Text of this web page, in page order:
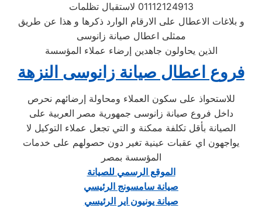
01112124913 لاستقبال تظلمات
و بلاغات الاعطال على الارقام الوارد ذكرها و هذا عن طريق
ممثلى اعطال صيانة زانوسى
الذين يحاولون جاهدين إرضاء عملاء المؤسسة
فروع اعطال صيانة زانوسى النزهة
للاستحواذ على سكون العملاء ومحاولة إرضائهم نحرص
داخل فروع صيانة زانوسى جمهورية مصر العربية على
الصيانة بأقل تكلفة ممكنة و التي تجعل عملاء التوكيل لا
يواجهون اي عقبات عينية تغير دون حصولهم على خدمات
المؤسسة بمصر
الموقع الرسمي للصيانة
صيانة سامسونج الرئيسي
صيانة يونيون اير الرئيسي